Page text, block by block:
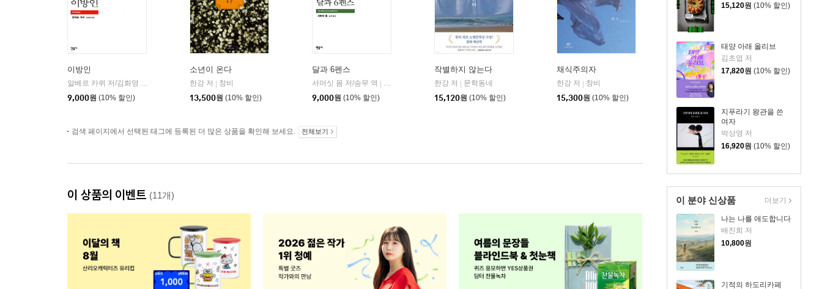
15,120원 (10% 할인)
태양 아래 올리브
김초엽 저
17,820원 (10% 할인)
지푸라기 왕관을 쓴
여자
박상영 저
16,920원 (10% 할인)
이 분야 신상품
나는 나를 애도합니다
배진희 저
10,800원
기적의 하도리카페
더보기
이방인
알베르 카뮈 저/김화영 역
9,000원 (10% 할인)
소년이 온다
한강 저
창비
13,500원 (10% 할인)
달과 6펜스
서머싯 몸 저/송무 역
민음사
9,000원 (10% 할인)
작별하지 않는다
한강 저
문학동네
15,120원 (10% 할인)
채식주의자
한강 저
창비
15,300원 (10% 할인)
검색 페이지에서 선택된 태그에 등록된 더 많은 상품을 확인해 보세요. 전체보기
이 상품의 이벤트 (11개)